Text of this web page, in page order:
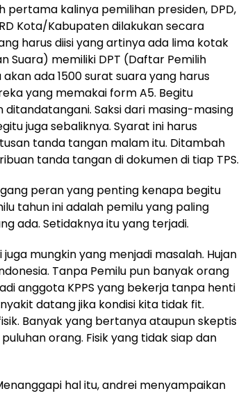
pertama kalinya pemilihan presiden, DPD,
Kota/Kabupaten dilakukan secara
harus diisi yang artinya ada lima kotak
Suara) memiliki DPT (Daftar Pemilih
ada 1500 surat suara yang harus
yang memakai form A5. Begitu
Saksi dari masing-masing
juga sebaliknya. Syarat ini harus
tanda tangan malam itu. Ditambah
tanda tangan di dokumen di tiap TPS.
peran yang penting kenapa begitu
tahun ini adalah pemilu yang paling
ada. Setidaknya itu yang terjadi.
mungkin yang menjadi masalah. Hujan
Tanpa Pemilu pun banyak orang
anggota KPPS yang bekerja tanpa henti
datang jika kondisi kita tidak fit.
Banyak yang bertanya ataupun skeptis
orang. Fisik yang tidak siap dan
hal itu, andrei menyampaikan